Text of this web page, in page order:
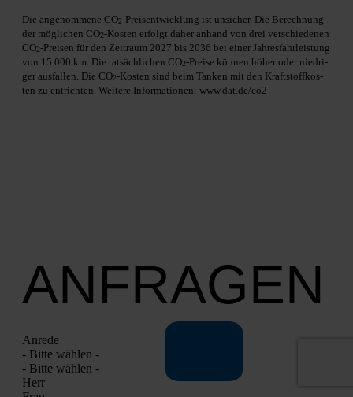
Die ange­nom­me­ne CO2-Preis­ent­wick­lung ist unsi­cher. Die Berech­nung
der mög­li­chen CO2-Kos­ten erfolgt daher anhand von drei ver­schie­de­nen
CO2-Prei­sen für den Zeit­raum 2027 bis 2036 bei einer Jah­res­fahr­leis­tung
von 15.000 km. Die tat­säch­li­chen CO2-Prei­se kön­nen höher oder nied­ri­
ger aus­fal­len. Die CO2-Kos­ten sind beim Tan­ken mit den Kraft­stoff­kos­
ten zu ent­rich­ten. Wei­te­re Infor­ma­tio­nen: www.dat.de/co2
ANFRAGEN
Anre­de
- Bit­te wäh­len -
- Bit­te wäh­len -
Herr